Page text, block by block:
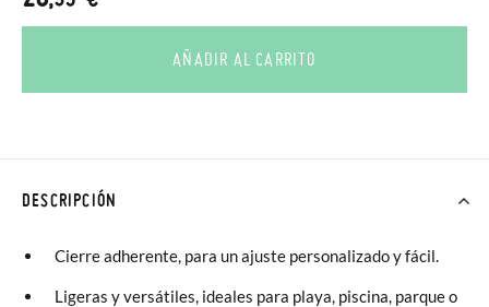
AÑADIR AL CARRITO
DESCRIPCIÓN
Cierre adherente, para un ajuste personalizado y fácil.
Ligeras y versátiles, ideales para playa, piscina, parque o